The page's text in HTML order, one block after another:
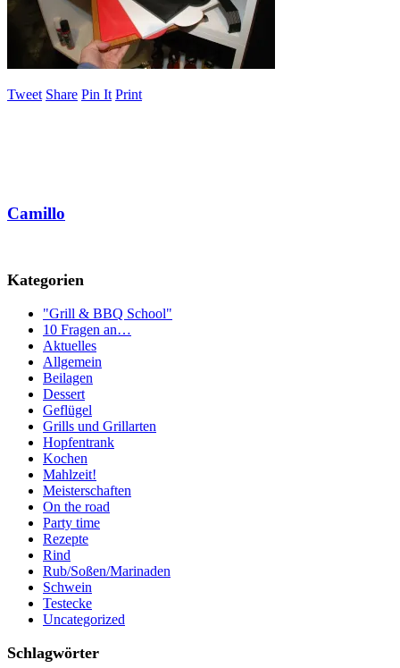
Tweet Share Pin It Print
Camillo
Kategorien
"Grill & BBQ School"
10 Fragen an…
Aktuelles
Allgemein
Beilagen
Dessert
Geflügel
Grills und Grillarten
Hopfentrank
Kochen
Mahlzeit!
Meisterschaften
On the road
Party time
Rezepte
Rind
Rub/Soßen/Marinaden
Schwein
Testecke
Uncategorized
Schlagwörter